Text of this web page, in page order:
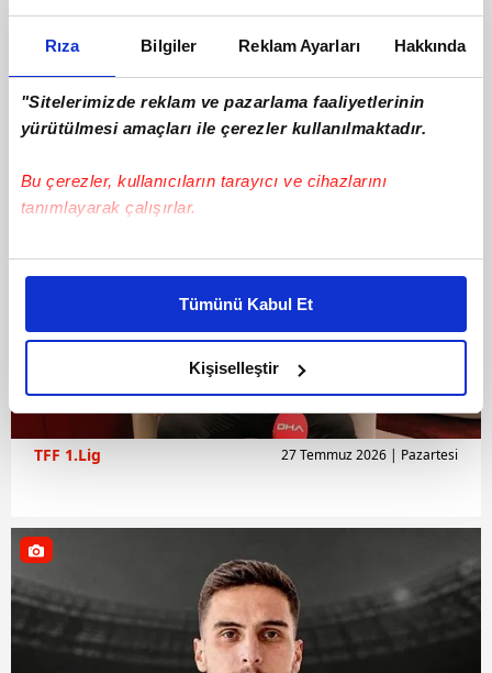
Rıza Bilgiler Reklam Ayarları Hakkında
"Sitelerimizde reklam ve pazarlama faaliyetlerinin
yürütülmesi amaçları ile çerezler kullanılmaktadır.
Bu çerezler, kullanıcıların tarayıcı ve cihazlarını
tanımlayarak çalışırlar.
Bu çerezlere izin vermeniz halinde sizlere özel
daha iyi reklam deneyimi yaşatabiliriz. Bunu yaparken
amacımızın size daha iyi bir reklam deneyimi sunmak
olduğunu ve sizlere en iyi içerikleri sunabilmek adına
elimizden gelen çabayı gösterdiğimizi ve bu noktada,
reklamların maliyetlerimizi karşılamak noktasında tek gelir
kalemimiz olduğunu sizlere hatırlatmak isteriz.
takdirde, kullanıcılara hedefli reklamlar
gösterilmeyecektir."
Sizlere daha iyi bir hizmet sunabilmek için İnternet
Sitemizde kendimize ve üçüncü kişilere ait çerezler
kullanılmaktadır. Bu çerezler vasıtasıyla çeşitli kişisel
Tümünü Kabul Et
Kişiselleştir
TFF 1.Lig 27 Temmuz 2026 | Pazartesi